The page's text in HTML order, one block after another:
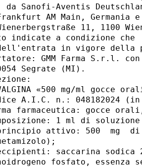
da Sanofi-Aventis
AM Main, Germania
11, 1100
indicate a condizione
dell'entrata in vigore della
GMM Farma S.r.l.
Segrate (MI).
«500 mg/ml gocce
A.I.C. n.: 048182024
farmaceutica: gocce
1 ml di
attivo: 500  mg
saccarina sodica
fosfato, essenza